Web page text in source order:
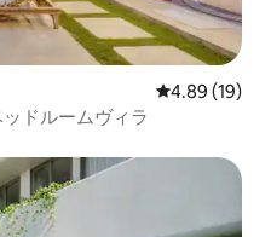
レビュー19
4.89 (19)
ドルームヴィラ